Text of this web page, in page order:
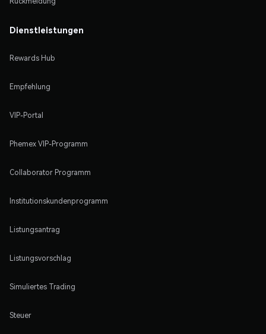
Dienstleistungen
Rewards Hub
Empfehlung
VIP-Portal
Phemex VIP-Programm
Collaborator Programm
Institutionskundenprogramm
Listungsantrag
Listungsvorschlag
Simuliertes Trading
Steuer